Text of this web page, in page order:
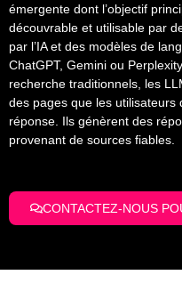
émergente dont l’objectif
découvrable et utilisable par
par l’IA et des modèles de
ChatGPT, Gemini ou
recherche traditionnels, les
des pages que les
réponse. Ils génèrent des
provenant de sources fiables.
CONTACTEZ-NOUS